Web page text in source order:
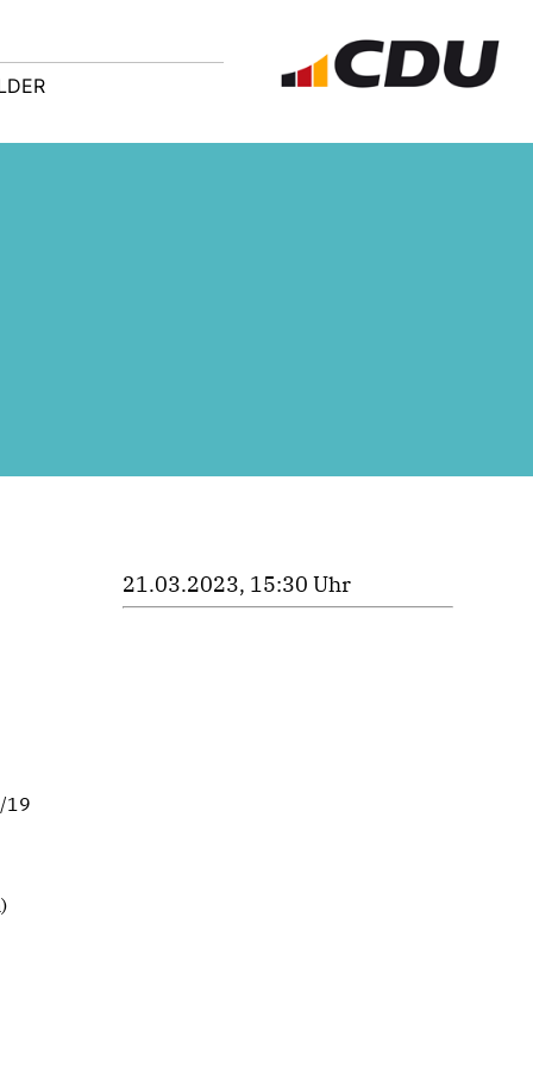
19
21.03.2023, 15:30 Uhr